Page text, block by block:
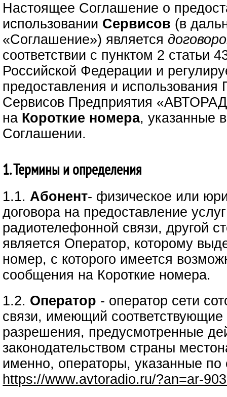
Настоящее Соглашение о
использовании Сервисов (в
«Соглашение») является
соответствии с пунктом 2 статьи
Российской Федерации и
предоставления и использования
Сервисов Предприятия
на Короткие номера, указанные
Соглашении.
1. Термины и определения
1.1.Абонент- физическое или
договора на предоставление
радиотелефонной связи, другой
является Оператор, которому
номер, с которого имеется
сообщения на Короткие номера.
1.2. Оператор - оператор сети
связи, имеющий соответствующие
разрешения, предусмотренные
законодательством страны
именно, операторы, указанные
https://www.avtoradio.ru/?an=ar-